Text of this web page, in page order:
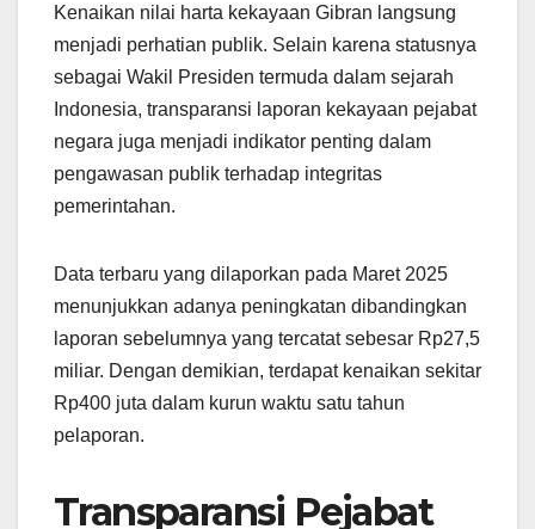
Kenaikan nilai harta kekayaan Gibran langsung
menjadi perhatian publik. Selain karena statusnya
sebagai Wakil Presiden termuda dalam sejarah
Indonesia, transparansi laporan kekayaan pejabat
negara juga menjadi indikator penting dalam
pengawasan publik terhadap integritas
pemerintahan.
Data terbaru yang dilaporkan pada Maret 2025
menunjukkan adanya peningkatan dibandingkan
laporan sebelumnya yang tercatat sebesar Rp27,5
miliar. Dengan demikian, terdapat kenaikan sekitar
Rp400 juta dalam kurun waktu satu tahun
pelaporan.
Transparansi Pejabat